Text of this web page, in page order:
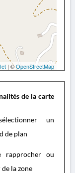
| ©OpenStreetMap
de la carte
un
de plan
rapprocher ou
la zone